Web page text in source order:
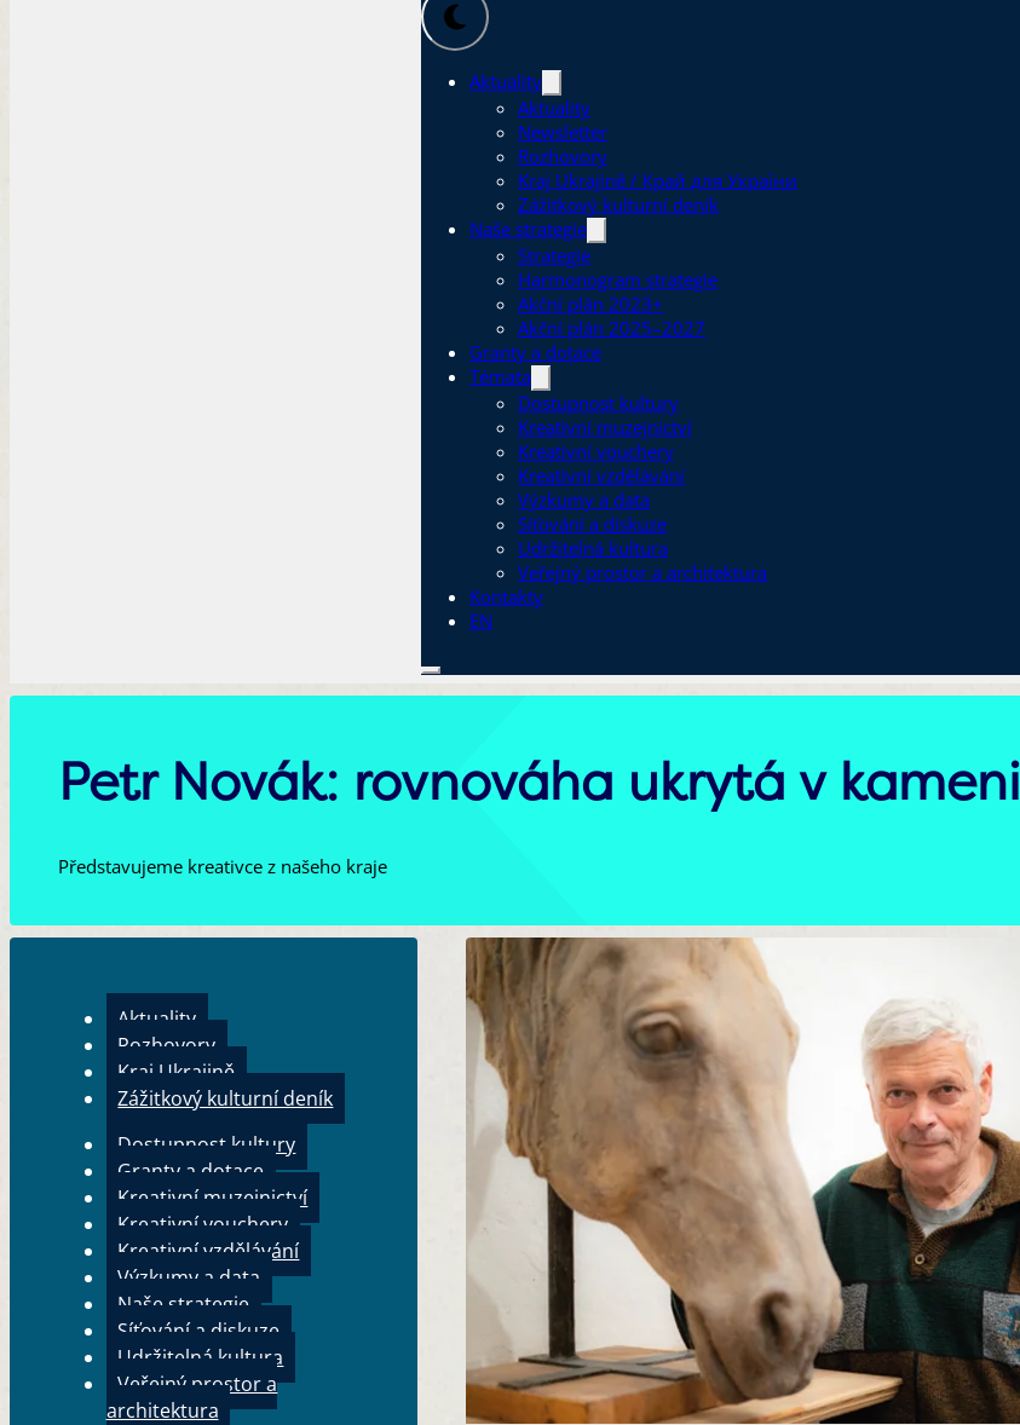
Aktuality
Aktuality
Newsletter
Rozhovory
Kraj Ukrajině / Край для України
Zážitkový kulturní deník
Naše strategie
Strategie
Harmonogram strategie
Akční plán 2023+
Akční plán 2025–2027
Granty a dotace
Témata
Dostupnost kultury
Kreativní muzejnictví
Kreativní vouchery
Kreativní vzdělávání
Výzkumy a data
Síťování a diskuze
Udržitelná kultura
Veřejný prostor a architektura
Kontakty
EN
Petr Novák: rovnováha ukrytá v kameni
Představujeme kreativce z našeho kraje
Aktuality
Rozhovory
Kraj Ukrajině
Zážitkový kulturní deník
Dostupnost kultury
Granty a dotace
Kreativní muzejnictví
Kreativní vouchery
Kreativní vzdělávání
Výzkumy a data
Naše strategie
Síťování a diskuze
Udržitelná kultura
Veřejný prostor a
architektura